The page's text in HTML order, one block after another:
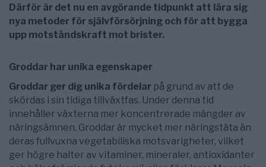
Därför är det nu en avgörande tidpunkt att lära sig
nya metoder för självförsörjning och för att bygga
upp motståndskraft mot brister.
Groddar har unika egenskaper
Groddar ger dig unika fördelar på grund av att de
skördas i sin tidiga tillväxtfas. Under denna tid
innehåller växterna mer koncentrerade mängder av
näringsämnen. Groddar är mycket mer näringstäta än
deras fullvuxna vegetabiliska motsvarigheter, vilket
ger högre halter av vitaminer, mineraler, antioxidanter